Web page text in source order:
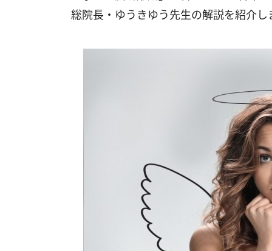
総院長・ゆうきゆう先生の解説を紹介し